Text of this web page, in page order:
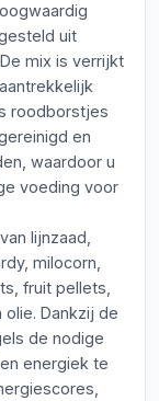
uit
mix is verrijkt
roodborstjes
en
waardoor u
voeding voor
lijnzaad,
milocorn,
fruit pellets,
Dankzij de
de nodige
energiek te